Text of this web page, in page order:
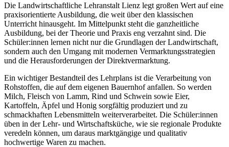
Die Landwirtschaftliche Lehranstalt Lienz legt großen Wert auf eine
praxisorientierte Ausbildung, die weit über den klassischen
Unterricht hinausgeht. Im Mittelpunkt steht die ganzheitliche
Ausbildung, bei der Theorie und Praxis eng verzahnt sind. Die
Schüler:innen lernen nicht nur die Grundlagen der Landwirtschaft,
sondern auch den Umgang mit modernen Vermarktungsstrategien
und die Herausforderungen der Direktvermarktung.
Ein wichtiger Bestandteil des Lehrplans ist die Verarbeitung von
Rohstoffen, die auf dem eigenen Bauernhof anfallen. So werden
Milch, Fleisch von Lamm, Rind und Schwein sowie Eier,
Kartoffeln, Äpfel und Honig sorgfältig produziert und zu
schmackhaften Lebensmitteln weiterverarbeitet. Die Schüler:innen
üben in der Lehr- und Wirtschaftsküche, wie sie regionale Produkte
veredeln können, um daraus marktgängige und qualitativ
hochwertige Waren zu machen.